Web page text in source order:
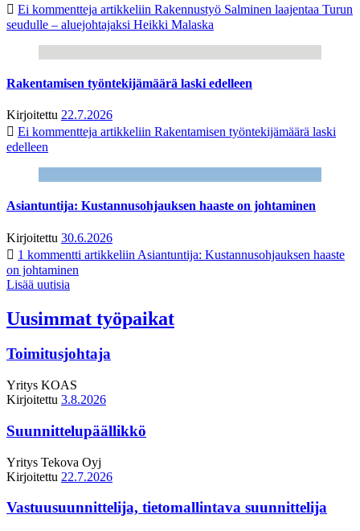
Ei kommentteja artikkeliin Rakennustyö Salminen laajentaa Turun
seudulle – aluejohtajaksi Heikki Malaska
Rakentamisen työntekijämäärä laski edelleen
Kirjoitettu 22.7.2026
Ei kommentteja artikkeliin Rakentamisen työntekijämäärä laski
edelleen
Asiantuntija: Kustannusohjauksen haaste on johtaminen
Kirjoitettu 30.6.2026
1 kommentti artikkeliin Asiantuntija: Kustannusohjauksen haaste
on johtaminen
Lisää uutisia
Uusimmat työpaikat
Toimitusjohtaja
Yritys KOAS
Kirjoitettu 3.8.2026
Suunnittelupäällikkö
Yritys Tekova Oyj
Kirjoitettu 22.7.2026
Vastuusuunnittelija, tietomallintava suunnittelija